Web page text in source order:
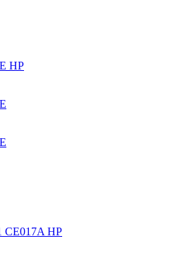
HP
CE017A HP